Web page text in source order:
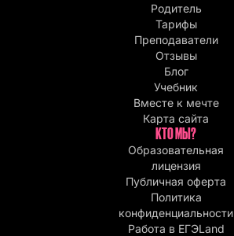
Родитель
Тарифы
Преподаватели
Отзывы
Блог
Учебник
Вместе к мечте
Карта сайта
КТО МЫ?
Образовательная
лицензия
Публичная оферта
Политика
конфиденциальности
Работа в EГЭLand